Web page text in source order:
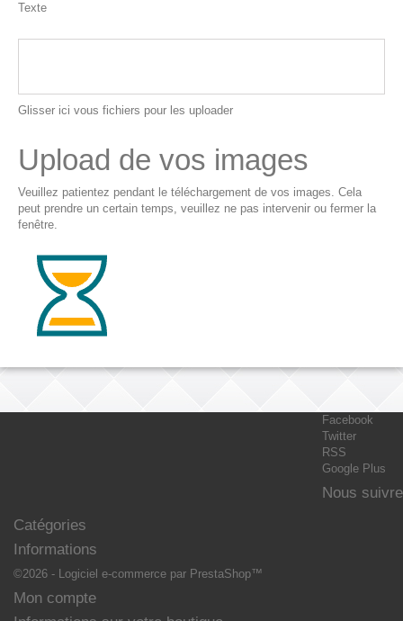
Texte
Glisser ici vous fichiers pour les uploader
Upload de vos images
Veuillez patientez pendant le téléchargement de vos images. Cela
peut prendre un certain temps, veuillez ne pas intervenir ou fermer la
fenêtre.
Facebook
Twitter
RSS
Google Plus
Nous suivre
Catégories
Informations
©2026 - Logiciel e-commerce par PrestaShop™
Mon compte